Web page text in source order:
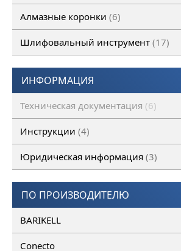
Алмазные коронки 6
Шлифовальный инструмент 17
ИНФОРМАЦИЯ
Техническая документация 6
Инструкции 4
Юридическая информация 3
ПО ПРОИЗВОДИТЕЛЮ
BARIKELL
Conecto